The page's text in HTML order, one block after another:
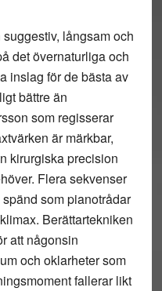
långsam och
det övernaturliga och
inslag för de bästa av
bättre än
som regisserar
är märkbar,
kirurgiska precision
Flera sekvenser
som pianotrådar
Berättartekniken
att någonsin
och oklarheter som
fallerar likt